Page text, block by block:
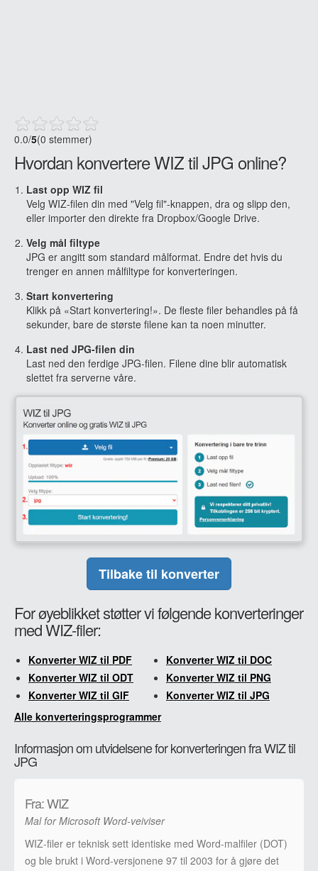
0.0/5(0 stemmer)
Hvordan konvertere WIZ til JPG online?
Last opp WIZ fil
Velg WIZ-filen din med "Velg fil"-knappen, dra og slipp den,
eller importer den direkte fra Dropbox/Google Drive.
Velg mål filtype
JPG er angitt som standard målformat. Endre det hvis du
trenger en annen målfiltype for konverteringen.
Start konvertering
Klikk på «Start konvertering!». De fleste filer behandles på få
sekunder, bare de største filene kan ta noen minutter.
Last ned JPG-filen din
Last ned den ferdige JPG-filen. Filene dine blir automatisk
slettet fra serverne våre.
Tilbake til konverter
For øyeblikket støtter vi følgende konverteringer
med WIZ-filer:
Konverter WIZ til PDF
Konverter WIZ til DOC
Konverter WIZ til ODT
Konverter WIZ til PNG
Konverter WIZ til GIF
Konverter WIZ til JPG
Alle konverteringsprogrammer
Informasjon om utvidelsene for konverteringen fra WIZ til
JPG
Fra: WIZ
Mal for Microsoft Word-veiviser
WIZ-filer er teknisk sett identiske med Word-malfiler (DOT)
og ble brukt i Word-versjonene 97 til 2003 for å gjøre det